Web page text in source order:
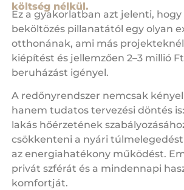
költség nélkül.
Ez a gyakorlatban azt jelenti, hogy
beköltözés pillanatától egy olyan
otthonának, ami más
kiépítést és jellemzően 2–3 millió
beruházást igényel.
A redőnyrendszer nemcsak
hanem tudatos tervezési döntés
lakás hőérzetének
csökkenteni a nyári
az energiahatékony működést.
privát szférát és a mindennapi
komfortját.